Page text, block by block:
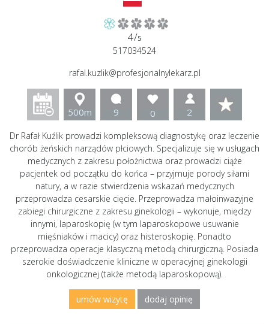
4/5
517034524
rafal.kuzlik@profesjonalnylekarz.pl
500m 9 0 2
Dr Rafał Kuźlik prowadzi kompleksową diagnostykę oraz leczenie
chorób żeńskich narządów płciowych. Specjalizuje się w usługach
medycznych z zakresu położnictwa oraz prowadzi ciąże
pacjentek od początku do końca – przyjmuje porody siłami
natury, a w razie stwierdzenia wskazań medycznych
przeprowadza cesarskie cięcie. Przeprowadza małoinwazyjne
zabiegi chirurgiczne z zakresu ginekologii – wykonuje, między
innymi, laparoskopię (w tym laparoskopowe usuwanie
mięśniaków i macicy) oraz histeroskopię. Ponadto
przeprowadza operacje klasyczną metodą chirurgiczną. Posiada
szerokie doświadczenie kliniczne w operacyjnej ginekologii
onkologicznej (także metodą laparoskopową).
umów wizytę dodaj opinię